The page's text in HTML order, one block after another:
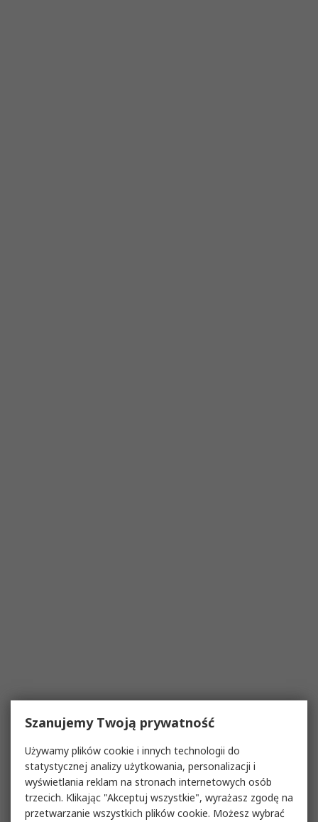
Szanujemy Twoją prywatność
Używamy plików cookie i innych technologii do
statystycznej analizy użytkowania, personalizacji i
wyświetlania reklam na stronach internetowych osób
trzecich. Klikając "Akceptuj wszystkie", wyrażasz zgodę na
przetwarzanie wszystkich plików cookie. Możesz wybrać